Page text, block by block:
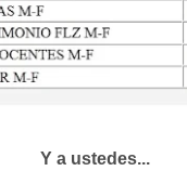
Y a ustedes...